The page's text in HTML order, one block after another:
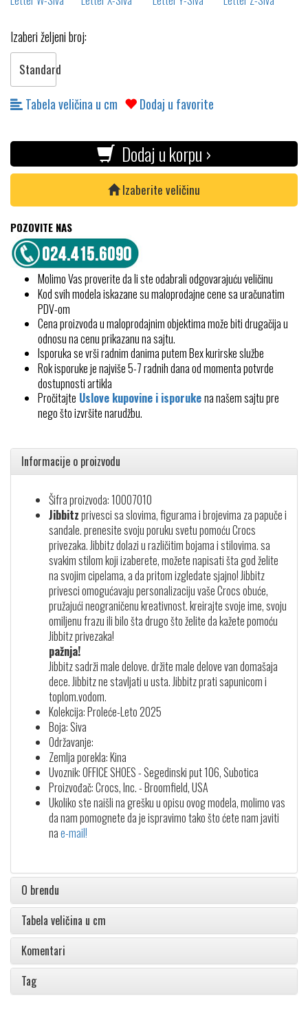
Izaberi željeni broj:
Standard
Tabela veličina u cm Dodaj u favorite
Dodaj u korpu ›
Izaberite veličinu
POZOVITE NAS
Molimo Vas proverite da li ste odabrali odgovarajuću veličinu
Kod svih modela iskazane su maloprodajne cene sa uračunatim
PDV-om
Cena proizvoda u maloprodajnim objektima može biti drugačija u
odnosu na cenu prikazanu na sajtu.
Isporuka se vrši radnim danima putem Bex kurirske službe
Rok isporuke je najviše 5-7 radnih dana od momenta potvrde
dostupnosti artikla
Pročitajte Uslove kupovine i isporukena našem sajtu pre
nego što izvršite narudžbu.
Informacije o proizvodu
Šifra proizvoda: 10007010
Jibbitzprivesci sa slovima, figurama i brojevima za papuče i
sandale. prenesite svoju poruku svetu pomoću Crocs
privezaka. Jibbitz dolazi u različitim bojama i stilovima. sa
svakim stilom koji izaberete, možete napisati šta god želite
na svojim cipelama, a da pritom izgledate sjajno! Jibbitz
privesci omogućavaju personalizaciju vaše Crocs obuće,
pružajući neograničenu kreativnost. kreirajte svoje ime, svoju
omiljenu frazu ili bilo šta drugo što želite da kažete pomoću
Jibbitz privezaka!
pažnja!
Jibbitz sadrži male delove. držite male delove van domašaja
dece. Jibbitz ne stavljati u usta. Jibbitz prati sapunicom i
toplom.vodom.
Kolekcija: Proleće-Leto 2025
Boja: Siva
Održavanje:
Zemlja porekla: Kina
Uvoznik: OFFICE SHOES - Segedinski put 106, Subotica
Proizvođač: Crocs, Inc. - Broomfield, USA
Ukoliko ste naišli na grešku u opisu ovog modela, molimo vas
da nam pomognete da je ispravimo tako što ćete nam javiti
nae-mail!
O brendu
Tabela veličina u cm
Komentari
Tag